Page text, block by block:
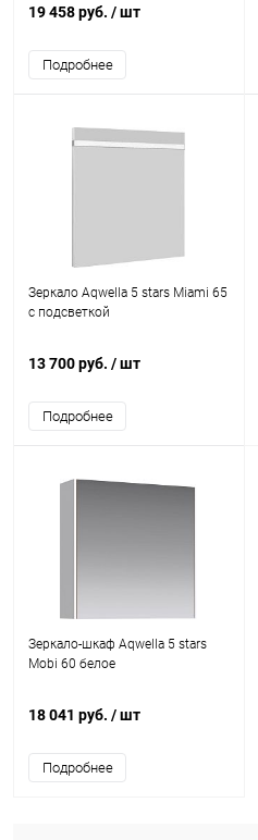
19 458 руб. / шт
Подробнее
Зеркало Aqwella 5 stars Miami 65
с подсветкой
13 700 руб. / шт
Подробнее
Зеркало-шкаф Aqwella 5 stars
Mobi 60 белое
18 041 руб. / шт
Подробнее